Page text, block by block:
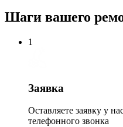
Шаги вашего
1
Заявка
Оставляете заявку у
телефонного звонка